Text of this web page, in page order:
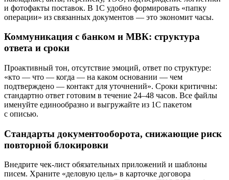
и фотофакты поставок. В 1С удобно формировать «папку
операции» из связанных документов — это экономит часы.
Коммуникация с банком и МВК: структура
ответа и сроки
Проактивный тон, отсутствие эмоций, ответ по структуре:
«кто — что — когда — на каком основании — чем
подтверждено — контакт для уточнений». Сроки критичны:
стандартно ответ готовим в течение 24–48 часов. Все файлы
именуйте единообразно и выгружайте из 1С пакетом
с описью.
Стандарты документооборота, снижающие риск
повторной блокировки
Внедрите чек-лист обязательных приложений и шаблоны
писем. Храните «деловую цель» в карточке договора